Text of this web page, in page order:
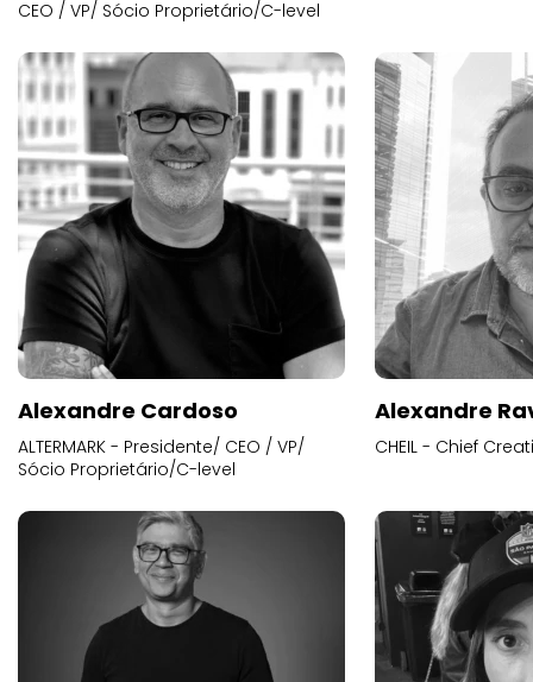
CEO / VP/ Sócio Proprietário/C-level
Alexandre Cardoso
ALTERMARK - Presidente/ CEO / VP/
Sócio Proprietário/C-level
Alexandre
CHEIL - Chief